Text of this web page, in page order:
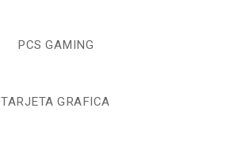
PCS GAMING
TARJETA GRAFICA